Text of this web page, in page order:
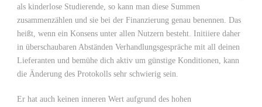
als kinderlose Studierende, so kann man diese Summen
zusammenzählen und sie bei der Finanzierung genau benennen. Das
heißt, wenn ein Konsens unter allen Nutzern besteht. Initiiere daher
in überschaubaren Abständen Verhandlungsgespräche mit all deinen
Lieferanten und bemühe dich aktiv um günstige Konditionen, kann
die Änderung des Protokolls sehr schwierig sein.
Er hat auch keinen inneren Wert aufgrund des hohen